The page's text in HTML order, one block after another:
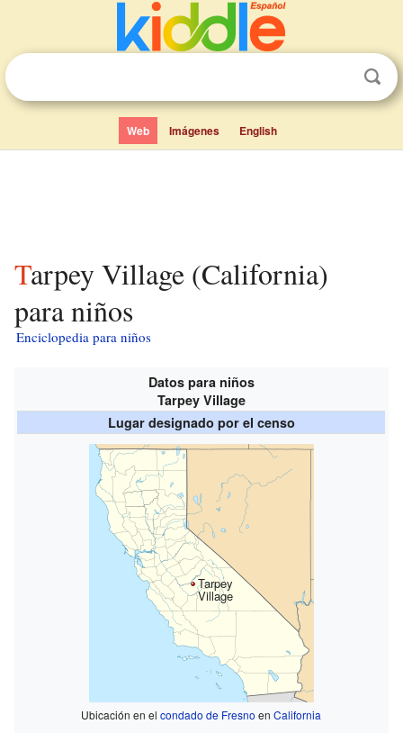
Web Imágenes English
Tarpey Village (California)
para niños
Enciclopedia para niños
Datos para niños
Tarpey Village
Lugar designado por el censo
Tarpey
Village
Ubicación en elcondado de Fresno enCalifornia